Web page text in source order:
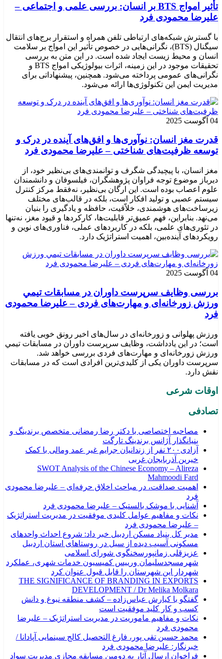
تأثیر امواج BTS بر انسان: بررسی علمی و اجتماعی –
علیرضا محمودی فرد
با گسترش شبکه‌های ارتباطی تلفن همراه و استقرار برج‌های انتقال
سیگنال (BTS)، نگرانی‌هایی در خصوص تأثیر این امواج بر سلامت
انسان و محیط زیست ایجاد شده است. در این متن به بررسی
تحقیقات موجود در این زمینه، اثرات بیولوژیکی امواج BTS و
نگرانی‌های عمومی پرداخته می‌شود. همچنین، پیشنهاداتی برای
مدیریت ایمن این تکنولوژی‌ها ارائه می‌شود.
04 آگوست 2025
قدرت مغز انسان: نوآوری‌ها و افق‌های آینده در درک و
توسعه ظرفیت‌های شناختی – علیرضا محمودی فرد
مغز انسان، با پیچیدگی شگرف و توانمندی‌های بی‌نظیر خود، از
دیرباز موضوع توجه فراوان پژوهشگران، فیلسوفان و دانشمندان
علوم اعصاب بوده است. این ارگان بی‌نظیر، نه‌فقط مرکز کنترل
سیستم عصبی و تولید افکار است، بلکه در قالب‌های مختلف
زیرساخت‌های هوشمندی، خلاّقیت، حافظه و یادگیری را بنیان
می‌نهد. بنابراین، فهم عمیق‌تر قابلیت‌ها، کارکردها و قیود مغز، نه‌تنها
در تئوری‌های علمی، بلکه در کاربردهای عملی، فناوری‌های نوین و
رویکردهای آینده‌بین، اهمیت استراتژیک دارد.
04 آگوست 2025
بررسی وظايف سرپرست داوران در مسابقات تیمي
ورزش زورخانه‌ای و مهارت‌های فردی – علیرضا محمودی
فرد
ورزش پهلوانی و زورخانه‌ای در سال‌های اخیر رونق خوبی یافته
است؛ در این یادداشت، وظایف سرپرست داوران در مسابقات تیمي
ورزش زورخانه‌ای و مهارت‌های فردی بررسی خواهد شد.
سرپرست داوران یکی از کلیدی‌ترین افرادی است که در مسابقات
نقش دارد.
اوقات شرعی
تصادفی
مصاحبه اختصاصی با دکتر رضا رمضانی متخصص برندینگ و
بنیانگذار آژانس برندینگ تارگت
آزادی۲۰۰ نفر از زندانیان جرایم غیر عمد ومالی با کمک
خیرین آذربایجان غربی
SWOT Analysis of the Chinese Economy – Alireza
Mahmoodi Fard
اهمیت صداقت، در مباحث اخلاق حرفه‌ای – علیرضا محمودی
فرد
آشنایی با موشک بالستیک – علیرضا محمودی فرد
نکات و مفاهیم عوامل کلیدی موفقیت در مدیریت استراتژیک
– علیرضا محمودی فرد
مدیر کل بنیاد مسکن اردبیل خبر داد: شروع احداث واحدهای
مسکونی آسیب دیده از سیل در روستاهای استان اردبیل
عزیزقلی زمانپورسخنگوی شورای اسلامی
شهرمسجدسلیمان ورییس کمیسیون خدمات شهری، عملکرد
شهردار این شهرستان را قابل قبول عنوان کرد
THE SIGNIFICANCE OF BRANDING IN EXPORTS
DEVELOPMENT / Dr Melika Molkara
گفتگو با کیارش عباس‌زاده – کشف منطقه نبوغ و دانش
کسب و کار کلید موفقیت است
نکات و مفاهیم ماموریت در مدیریت استراتژیک – علیرضا
محمودی فرد
محمد حسین تقی پور، فارغ التحصیل کالج سینمایی آپادانا /
خبرنگار: علیرضا محمودی فرد
فراخوان ارسال آثار به دومین مسابقه مجازی مدیریت سواد